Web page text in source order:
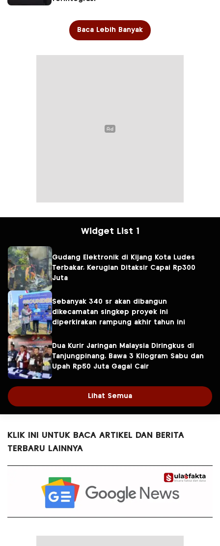
Baca Lebih Banyak
Widget List 1
Gudang Elektronik di Kijang Kota Ludes
Terbakar, Kerugian Ditaksir Capai Rp300
Juta
Sebanyak 340 sr akan dibangun
dikecamatan singkep proyek ini
diperkirakan rampung akhir tahun ini
Dua Kurir Jaringan Malaysia Diringkus di
Tanjungpinang, Bawa 3 Kilogram Sabu dan
Upah Rp50 Juta Gagal Cair
Lihat Semua
KLIK INI UNTUK BACA ARTIKEL DAN BERITA
TERBARU LAINNYA